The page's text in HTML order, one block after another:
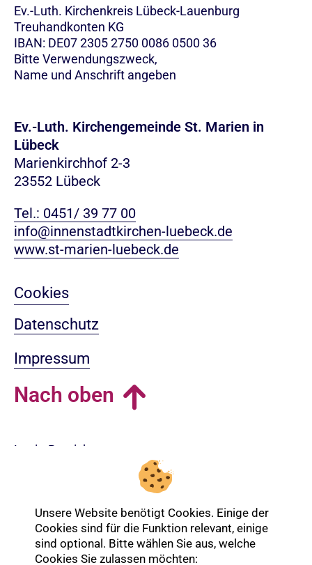
Ev.-Luth. Kirchenkreis Lübeck-Lauenburg
Treuhandkonten KG
IBAN: DE07 2305 2750 0086 0500 36
Bitte Verwendungszweck,
Name und Anschrift angeben
Ev.-Luth. Kirchengemeinde St. Marien in
Lübeck
Marienkirchhof 2-3
23552 Lübeck
Tel.: 0451/ 39 77 00
info@innenstadtkirchen-luebeck.de
www.st-marien-luebeck.de
Cookies
Datenschutz
Impressum
Nach oben
Login-Bereich
Unsere Website benötigt Cookies. Einige der
Cookies sind für die Funktion relevant, einige
sind optional. Bitte wählen Sie aus, welche
Cookies Sie zulassen möchten: